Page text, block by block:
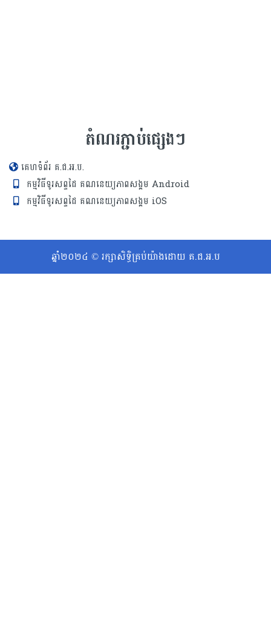
តំណរភ្ជាប់ផ្សេងៗ
គេហទំព័រ គ.ជ.អ.ប.
កម្មវិធីទូរសព្ទដៃ គណនេយ្យភាពសង្គម Android
កម្មវិធីទូរសព្ទដៃ គណនេយ្យភាពសង្គម iOS
ឆ្នាំ២០២៤ © រក្សាសិទ្ធិគ្រប់យ៉ាងដោយ គ.ជ.អ.ប